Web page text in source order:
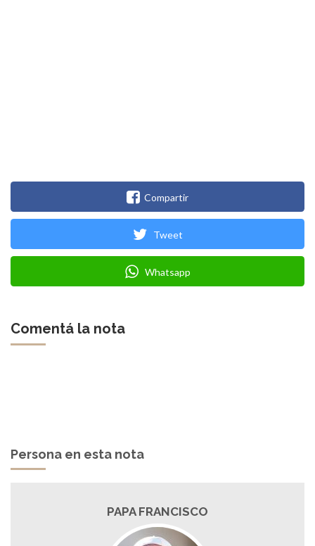
Compartir
Tweet
Whatsapp
Comentá la nota
Persona en esta nota
PAPA FRANCISCO